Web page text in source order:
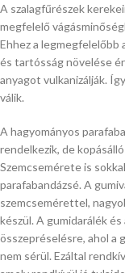
A szalagfűrészek
megfelelő
Ehhez a legmegfelelőbb
és tartósság növelése
anyagot vulkanizálják.
válik.
A hagyományos
rendelkezik, de
Szemcsemérete is
parafabandázsé. A
szemcsemérettel,
készül. A gumidarálék
összepréselésre, ahol a
nem sérül. Ezáltal